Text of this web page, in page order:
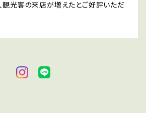
観光客の来店が増えたとご好評いただ